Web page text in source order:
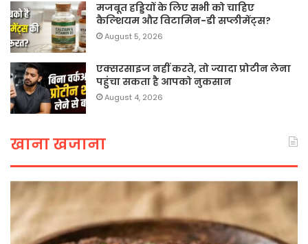
मजबूत हड्डियों के लिए सभी को चाहिए
कैल्शियम और विटामिन-डी सप्लीमेंट्स?
August 5, 2026
एक्सरसाइज नहीं करते, तो ज्यादा प्रोटीन लेना
पहुंचा सकता है आपको नुकसान
August 4, 2026
खाना खजाना